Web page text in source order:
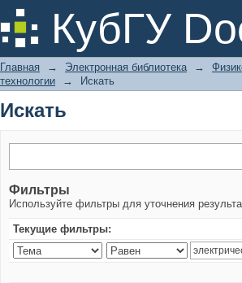
КубГУ
Искать
Главная → Электронная библиотека →
технологии
→ Искать
Искать
Фильтры
Используйте фильтры для уточнения
Текущие фильтры: